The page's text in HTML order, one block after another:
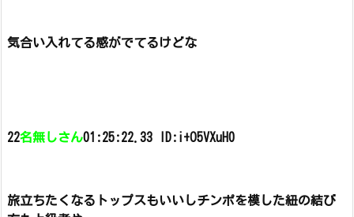
気合い入れてる感がでてるけどな
22名無しさん01:25:22.33 ID:i+O5VXuH0
旅立ちたくなるトップスもいいしチンポを模した紐の結び